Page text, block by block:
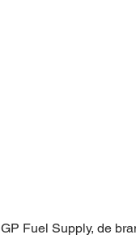
GP Fuel Supply, de